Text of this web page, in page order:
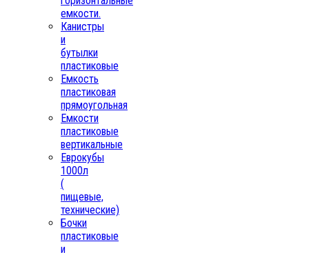
емкости.
Канистры
и
бутылки
пластиковые
Емкость
пластиковая
прямоугольная
Емкости
пластиковые
вертикальные
Еврокубы
1000л
(
пищевые,
технические)
Бочки
пластиковые
и